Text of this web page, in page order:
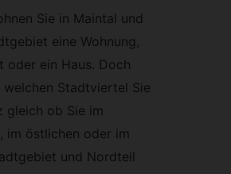
Sie in Maintal und
eine Wohnung,
oder ein Haus. Doch
welchen Stadtviertel Sie
gleich ob Sie im
im östlichen oder im
und Nordteil